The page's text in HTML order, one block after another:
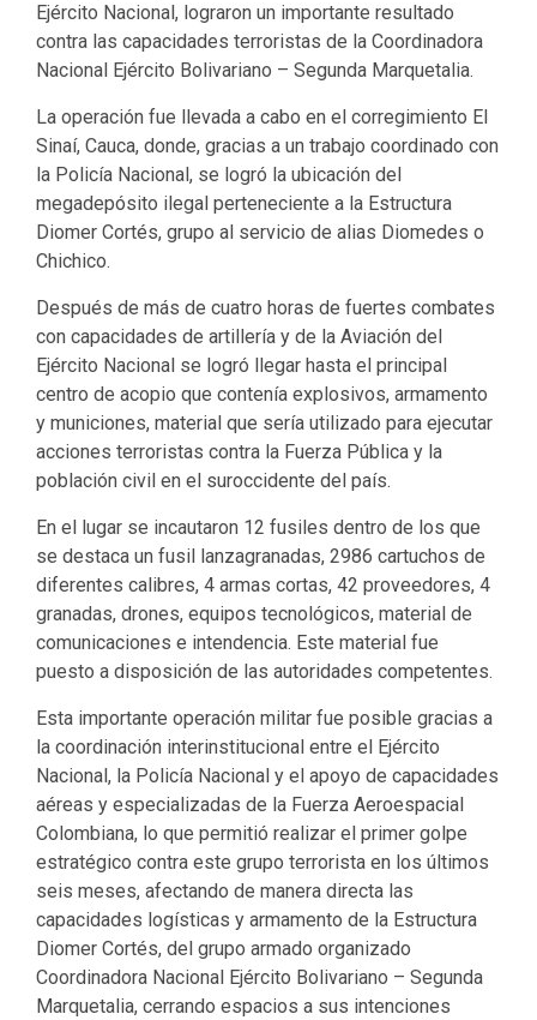
Ejército Nacional, lograron un importante resultado
contra las capacidades terroristas de la Coordinadora
Nacional Ejército Bolivariano – Segunda Marquetalia.
La operación fue llevada a cabo en el corregimiento El
Sinaí, Cauca, donde, gracias a un trabajo coordinado con
la Policía Nacional, se logró la ubicación del
megadepósito ilegal perteneciente a la Estructura
Diomer Cortés, grupo al servicio de alias Diomedes o
Chichico.
Después de más de cuatro horas de fuertes combates
con capacidades de artillería y de la Aviación del
Ejército Nacional se logró llegar hasta el principal
centro de acopio que contenía explosivos, armamento
y municiones, material que sería utilizado para ejecutar
acciones terroristas contra la Fuerza Pública y la
población civil en el suroccidente del país.
En el lugar se incautaron 12 fusiles dentro de los que
se destaca un fusil lanzagranadas, 2986 cartuchos de
diferentes calibres, 4 armas cortas, 42 proveedores, 4
granadas, drones, equipos tecnológicos, material de
comunicaciones e intendencia. Este material fue
puesto a disposición de las autoridades competentes.
Esta importante operación militar fue posible gracias a
la coordinación interinstitucional entre el Ejército
Nacional, la Policía Nacional y el apoyo de capacidades
aéreas y especializadas de la Fuerza Aeroespacial
Colombiana, lo que permitió realizar el primer golpe
estratégico contra este grupo terrorista en los últimos
seis meses, afectando de manera directa las
capacidades logísticas y armamento de la Estructura
Diomer Cortés, del grupo armado organizado
Coordinadora Nacional Ejército Bolivariano – Segunda
Marquetalia, cerrando espacios a sus intenciones